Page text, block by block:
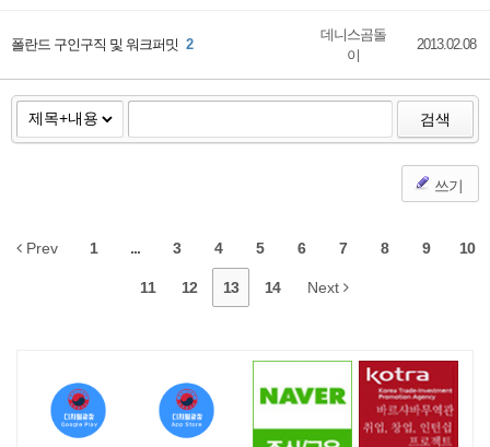
폴란드 구인구직 및 워크퍼밋 2
데니스곰돌
이
2013.02.08
검색
쓰기
Prev 1 ... 3 4 5 6 7 8 9 10
11 12 13 14 Next